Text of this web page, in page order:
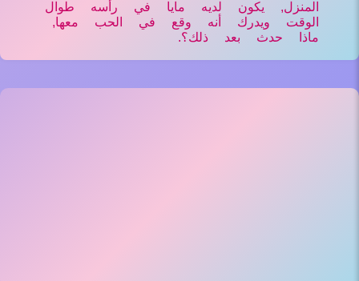
المنزل, يكون لديه مايا في رأسه طوال
الوقت ويدرك أنه وقع في الحب معها,
ماذا حدث بعد ذلك؟.